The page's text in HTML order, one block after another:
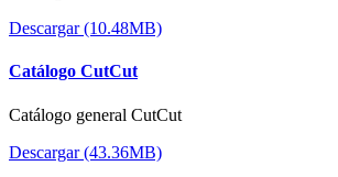
Descargar (10.48MB)
Catálogo CutCut
Catálogo general CutCut
Descargar (43.36MB)